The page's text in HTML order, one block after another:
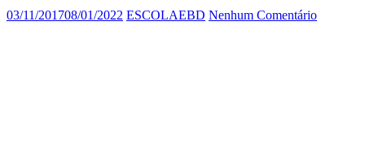
03/11/201708/01/2022 ESCOLAEBD Nenhum Comentário